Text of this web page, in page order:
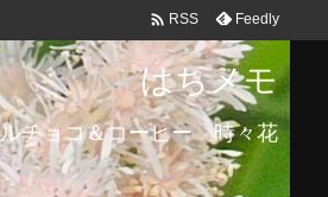
はちメモ
チョコ＆コーヒー 時々花
 RSS Feedly